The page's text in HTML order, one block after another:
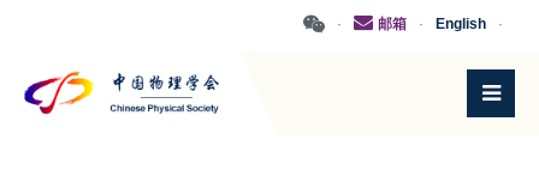
·
English
·
邮箱
·